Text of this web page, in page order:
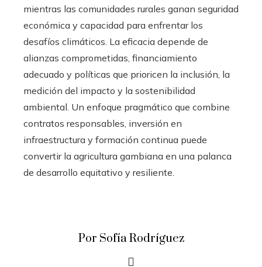
mientras las comunidades rurales ganan seguridad
económica y capacidad para enfrentar los
desafíos climáticos. La eficacia depende de
alianzas comprometidas, financiamiento
adecuado y políticas que prioricen la inclusión, la
medición del impacto y la sostenibilidad
ambiental. Un enfoque pragmático que combine
contratos responsables, inversión en
infraestructura y formación continua puede
convertir la agricultura gambiana en una palanca
de desarrollo equitativo y resiliente.
Por Sofía Rodríguez